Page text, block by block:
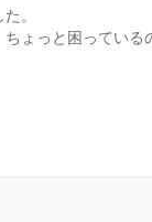
。
ょっと困っている